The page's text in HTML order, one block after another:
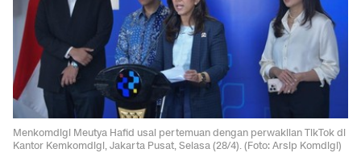
Menkomdigi Meutya Hafid usai pertemuan dengan perwakilan TikTok di
Kantor Kemkomdigi, Jakarta Pusat, Selasa (28/4). (Foto: Arsip Komdigi)